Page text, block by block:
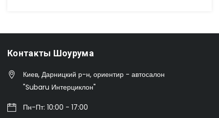
Контакты Шоурума
Киев, Дарницкий р-н, ориентир - автосалон
"Subaru Интерциклон"
Пн-Пт: 10:00 - 17:00